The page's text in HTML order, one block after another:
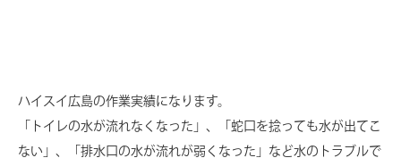
ハイスイ広島の作業実績になります。
「トイレの水が流れなくなった」、「蛇口を捻っても水が出てこ
ない」、
「排水口の水が流れが弱くなった」など水のトラブルで